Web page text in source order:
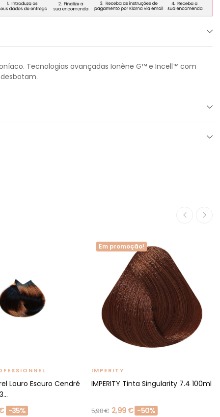
Tecnologias avançadas Ionène G™ e Incell™ com
Louro Escuro Cendré
-35%
Em promoção!
IMPERITY
IMPERITY Tinta Singularity 7.4 100ml
5,98 € 2,99 € -50%